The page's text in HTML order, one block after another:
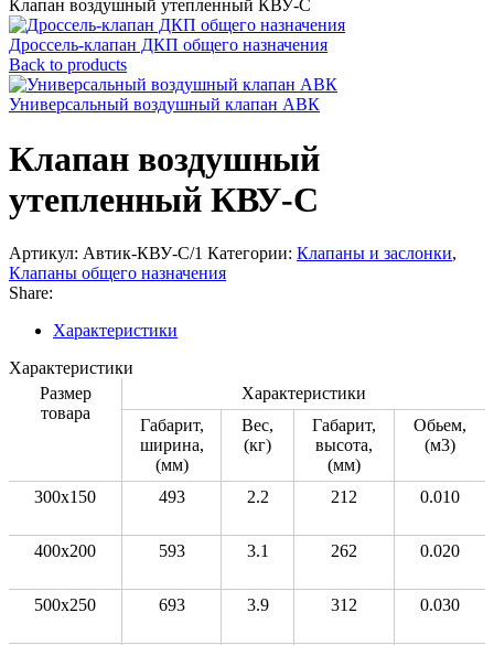
Клапан воздушный утепленный КВУ-С
Дроссель-клапан ДКП общего назначения
Back to products
Универсальный воздушный клапан АВК
Клапан воздушный
утепленный КВУ-С
Артикул: Автик-КВУ-С/1 Категории: Клапаны и заслонки,
Клапаны общего назначения
Share:
Характеристики
Характеристики
Размер
товара
Характеристики
Габарит,
ширина,
(мм)
Вес,
(кг)
Габарит,
высота,
(мм)
Обьем,
(м3)
300x150 493 2.2 212 0.010
400x200 593 3.1 262 0.020
500x250 693 3.9 312 0.030